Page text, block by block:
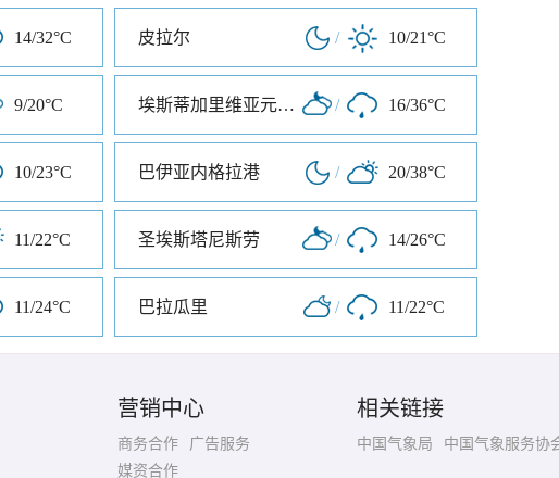
14/32°C 皮拉尔 / 10/21°C
9/20°C 埃斯蒂加里维亚元帅镇 / 16/36°C
10/23°C 巴伊亚内格拉港 / 20/38°C
11/22°C 圣埃斯塔尼斯劳 / 14/26°C
11/24°C 巴拉瓜里 / 11/22°C
营销中心
商务合作
广告服务
媒资合作
相关链接
中国气象局 中国气象服务协